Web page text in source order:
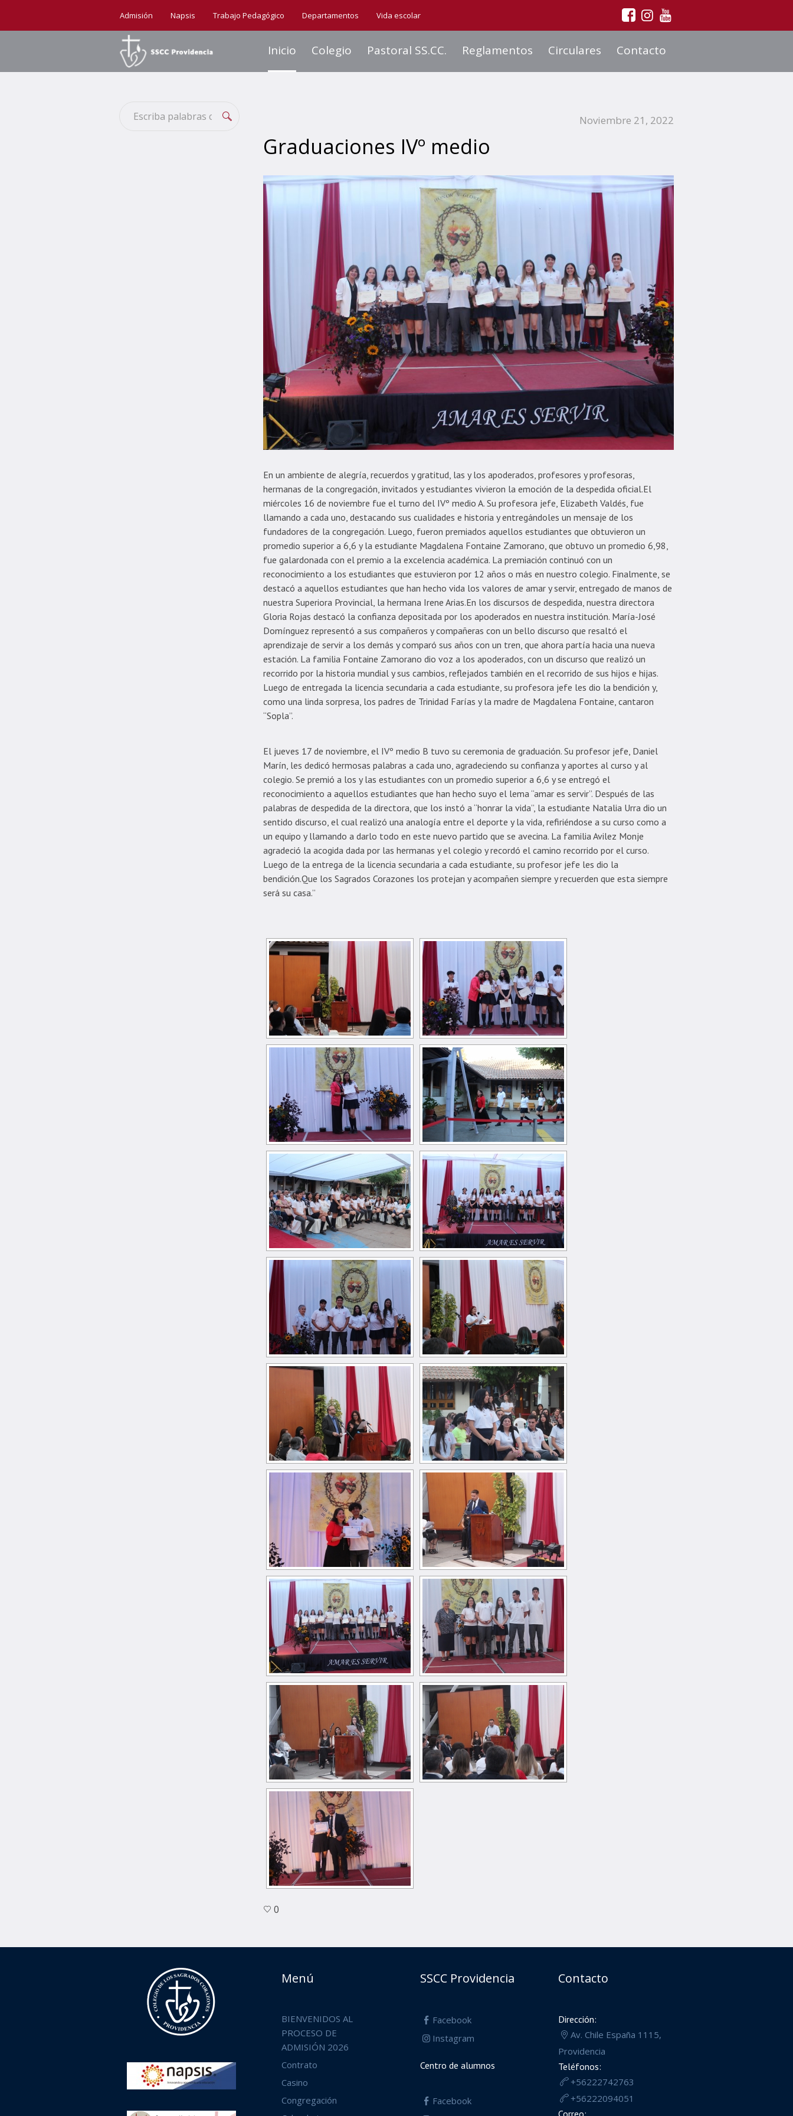
Admisión Napsis Trabajo Pedagógico Departamentos Vida escolar
Inicio Colegio Pastoral SS.CC. Reglamentos Circulares Contacto
Noviembre 21, 2022
Graduaciones IVº medio
En un ambiente de alegría, recuerdos y gratitud, las y los apoderados, profesores y profesoras,
hermanas de la congregación, invitados y estudiantes vivieron la emoción de la despedida oficial.El
miércoles 16 de noviembre fue el turno del IVº medio A. Su profesora jefe, Elizabeth Valdés, fue
llamando a cada uno, destacando sus cualidades e historia y entregándoles un mensaje de los
fundadores de la congregación. Luego, fueron premiados aquellos estudiantes que obtuvieron un
promedio superior a 6,6 y la estudiante Magdalena Fontaine Zamorano, que obtuvo un promedio 6,98,
fue galardonada con el premio a la excelencia académica. La premiación continuó con un
reconocimiento a los estudiantes que estuvieron por 12 años o más en nuestro colegio. Finalmente, se
destacó a aquellos estudiantes que han hecho vida los valores de amar y servir, entregado de manos de
nuestra Superiora Provincial, la hermana Irene Arias.En los discursos de despedida, nuestra directora
Gloria Rojas destacó la confianza depositada por los apoderados en nuestra institución. María-José
Domínguez representó a sus compañeros y compañeras con un bello discurso que resaltó el
aprendizaje de servir a los demás y comparó sus años con un tren, que ahora partía hacia una nueva
estación. La familia Fontaine Zamorano dio voz a los apoderados, con un discurso que realizó un
recorrido por la historia mundial y sus cambios, reflejados también en el recorrido de sus hijos e hijas.
Luego de entregada la licencia secundaria a cada estudiante, su profesora jefe les dio la bendición y,
como una linda sorpresa, los padres de Trinidad Farías y la madre de Magdalena Fontaine, cantaron
“Sopla”.
El jueves 17 de noviembre, el IVº medio B tuvo su ceremonia de graduación. Su profesor jefe, Daniel
Marín, les dedicó hermosas palabras a cada uno, agradeciendo su confianza y aportes al curso y al
colegio. Se premió a los y las estudiantes con un promedio superior a 6,6 y se entregó el
reconocimiento a aquellos estudiantes que han hecho suyo el lema “amar es servir”. Después de las
palabras de despedida de la directora, que los instó a “honrar la vida”, la estudiante Natalia Urra dio un
sentido discurso, el cual realizó una analogía entre el deporte y la vida, refiriéndose a su curso como a
un equipo y llamando a darlo todo en este nuevo partido que se avecina. La familia Avilez Monje
agradeció la acogida dada por las hermanas y el colegio y recordó el camino recorrido por el curso.
Luego de la entrega de la licencia secundaria a cada estudiante, su profesor jefe les dio la
bendición.Que los Sagrados Corazones los protejan y acompañen siempre y recuerden que esta siempre
será su casa.”
0
Menú
BIENVENIDOS AL
PROCESO DE
ADMISIÓN 2026
Contrato
Casino
Congregación
SSCC Providencia
Facebook
Instagram
Centro de alumnos
Facebook
Contacto
Dirección:
Av. Chile España 1115,
Providencia
Teléfonos:
+56222742763
+56222094051
Correo: